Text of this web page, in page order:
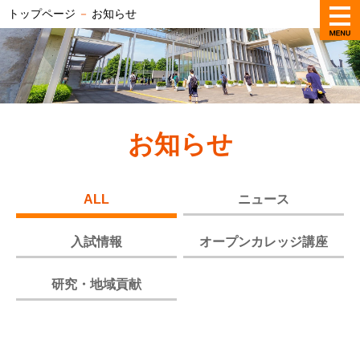
トップページ － お知らせ
お知らせ
ALL ニュース
入試情報 オープンカレッジ講座
研究・地域貢献